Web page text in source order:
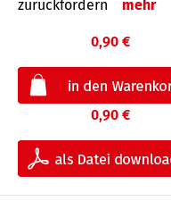
zurückfordern
mehr
0,90 €
0,90 €